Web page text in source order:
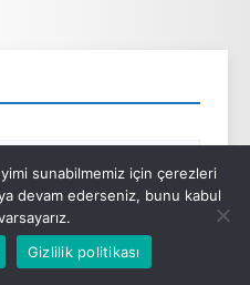
sunabilmemiz için çerezleri
devam ederseniz, bunu kabul
Gizlilik politikası